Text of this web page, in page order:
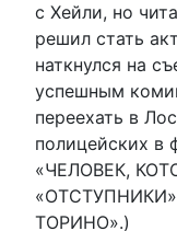
с Хейли, но
решил стать
наткнулся на
успешным
переехать в
полицейских в
«ЧЕЛОВЕК,
«ОТСТУПНИКИ»
ТОРИНО».)